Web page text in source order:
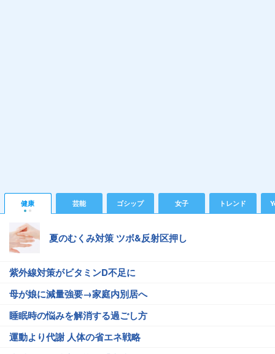
健康 芸能 ゴシップ 女子 トレンド
夏のむくみ対策 ツボ&反射区押し
紫外線対策がビタミンD不足に
母が娘に減量強要→家庭内別居へ
睡眠時の悩みを解消する過ごし方
運動より代謝 人体の省エネ戦略